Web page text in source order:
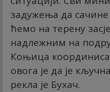
задужења да сачине
ћемо на терену
надлежним на
Коњица
овога је да је
рекла је Бухач.